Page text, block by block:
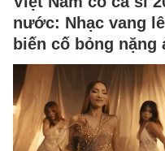
nước: Nhạc vang
biến cố bỏng